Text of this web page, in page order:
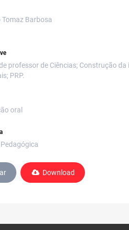
Tomaz Barbosa
professor de Ciências; Construção
PRP.
oral
Download